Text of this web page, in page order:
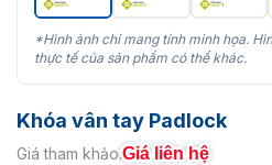
*Hình ảnh chỉ mang tính minh họa.
thực tế của sản phẩm có thể khác.
Khóa vân tay Padlock
Giá tham khảo:Giá liên hệ